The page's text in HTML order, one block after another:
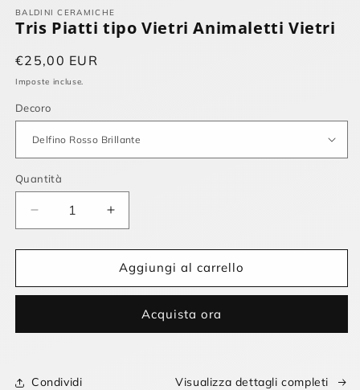
contenuti
multimediali
finestra
modale
BALDINI CERAMICHE
Tris Piatti tipo Vietri Animaletti Vietri
Prezzo
di
€25,00 EUR
Imposte incluse.
Decoro
Quantità
Diminuisci
quantità
per
Piatti
Animaletti
Aumenta
quantità
per
Tris
Piatti
Vietri
Animaletti
Aggiungi al carrello
Acquista ora
Condividi Visualizza dettagli completi